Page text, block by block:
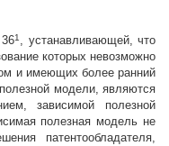
1 , устанавливающей, что
которых невозможно
и имеющих более ранний
полезной модели, являются
зависимой полезной
полезная модель не
патентообладателя,